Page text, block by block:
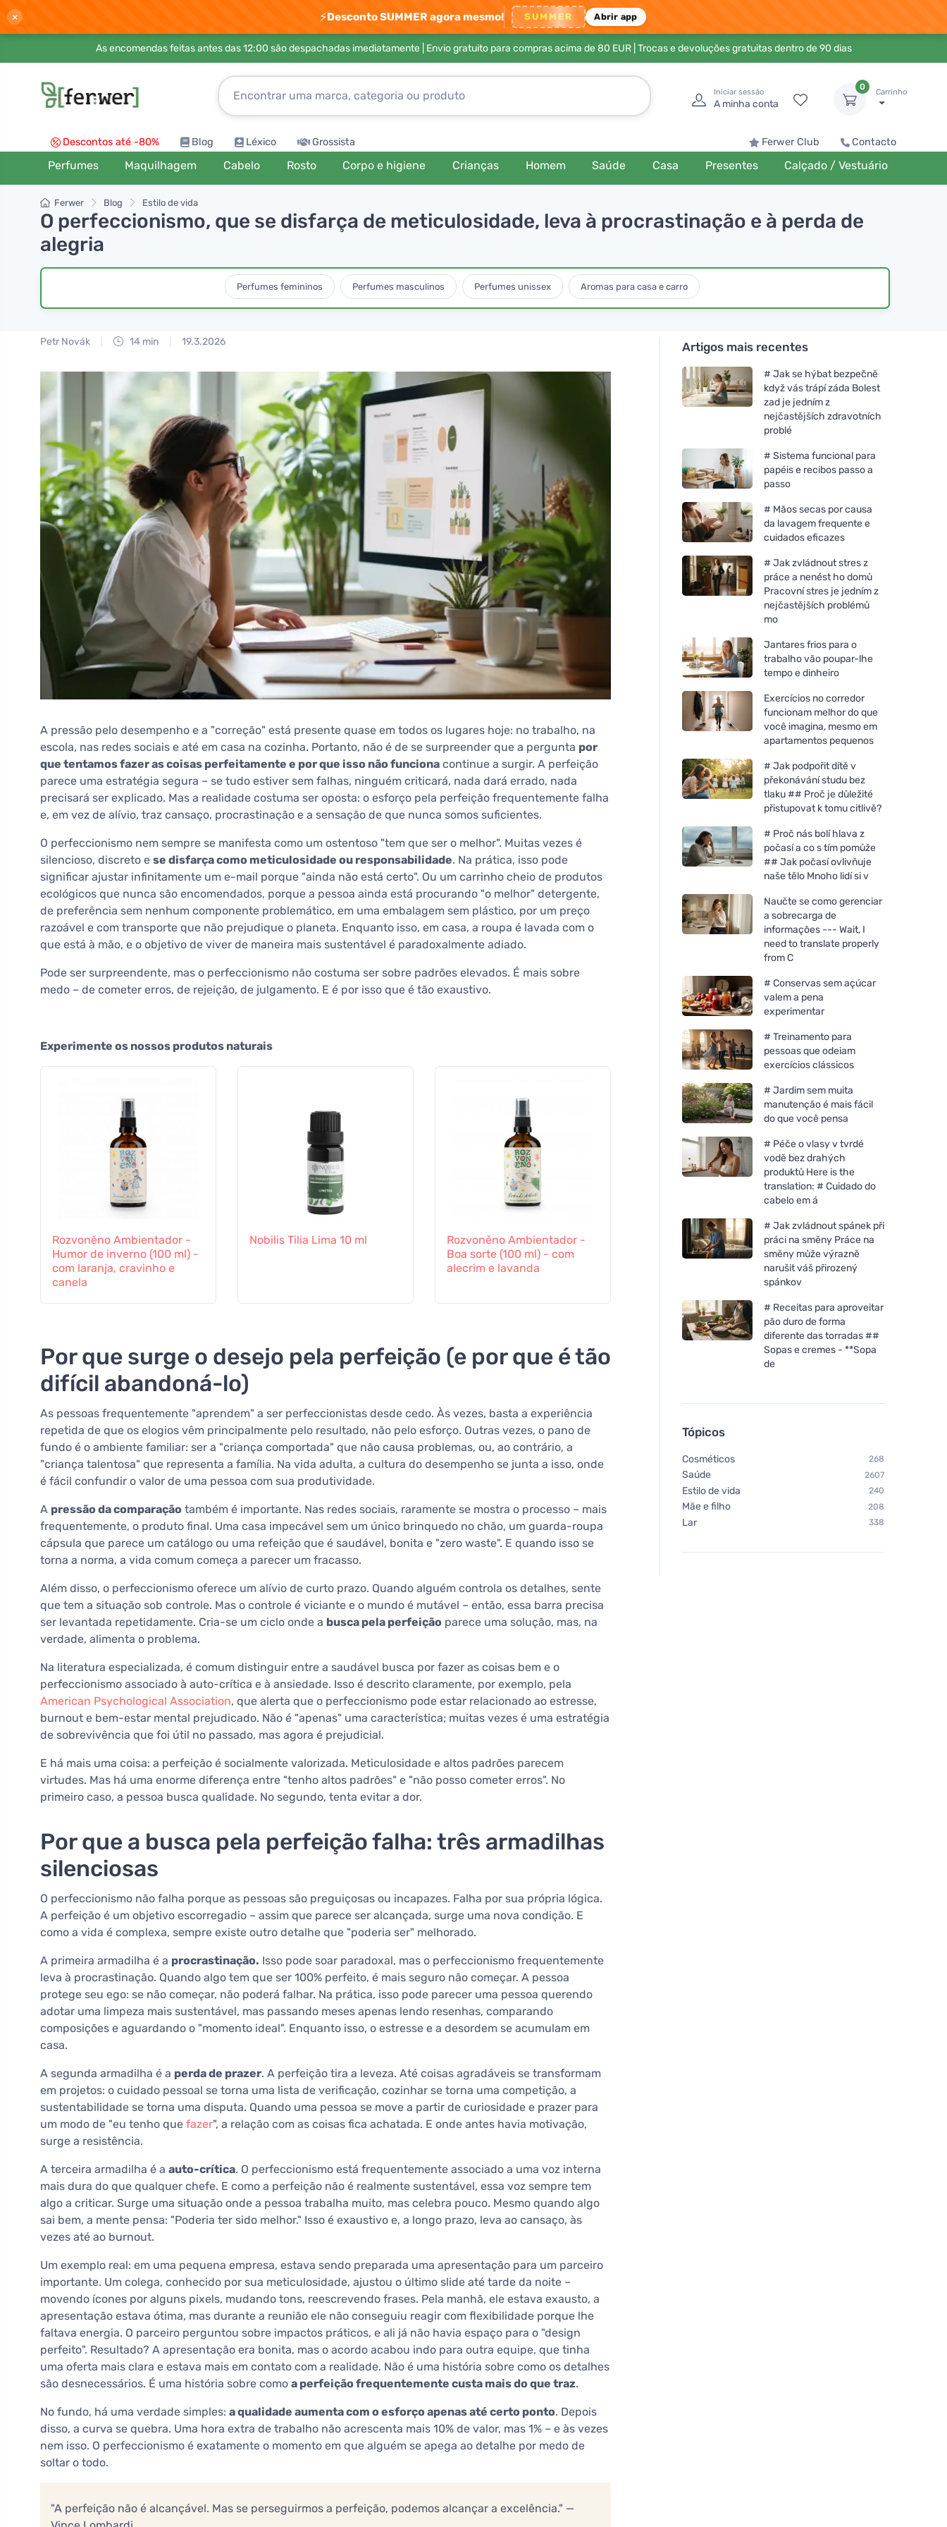
× ⚡Desconto SUMMER agora mesmo! SUMMER Abrir app
As encomendas feitas antes das 12:00 são despachadas imediatamente | Envio gratuito para compras acima de 80 EUR| Trocas e devoluções gratuitas dentro de 90 dias
Iniciar sessão
A minha conta
0
Carrinho
Descontos até -80% Blog Léxico Grossista Ferwer Club Contacto
Perfumes Maquilhagem Cabelo Rosto Corpo e higiene Crianças Homem Saúde Casa Presentes Calçado / Vestuário
Ferwer Blog Estilo de vida
O perfeccionismo, que se disfarça de meticulosidade, leva à procrastinação e à perda de
alegria
Perfumes femininos Perfumes masculinos Perfumes unissex Aromas para casa e carro
Petr Novák 14 min 19.3.2026
A pressão pelo desempenho e a "correção" está presente quase em todos os lugares hoje: no trabalho, na
escola, nas redes sociais e até em casa na cozinha. Portanto, não é de se surpreender que a pergunta por
que tentamos fazer as coisas perfeitamente e por que isso não funciona continue a surgir. A perfeição
parece uma estratégia segura – se tudo estiver sem falhas, ninguém criticará, nada dará errado, nada
precisará ser explicado. Mas a realidade costuma ser oposta: o esforço pela perfeição frequentemente falha
e, em vez de alívio, traz cansaço, procrastinação e a sensação de que nunca somos suficientes.
O perfeccionismo nem sempre se manifesta como um ostentoso "tem que ser o melhor". Muitas vezes é
silencioso, discreto e se disfarça como meticulosidade ou responsabilidade. Na prática, isso pode
significar ajustar infinitamente um e-mail porque "ainda não está certo". Ou um carrinho cheio de produtos
ecológicos que nunca são encomendados, porque a pessoa ainda está procurando "o melhor" detergente,
de preferência sem nenhum componente problemático, em uma embalagem sem plástico, por um preço
razoável e com transporte que não prejudique o planeta. Enquanto isso, em casa, a roupa é lavada com o
que está à mão, e o objetivo de viver de maneira mais sustentável é paradoxalmente adiado.
Pode ser surpreendente, mas o perfeccionismo não costuma ser sobre padrões elevados. É mais sobre
medo – de cometer erros, de rejeição, de julgamento. E é por isso que é tão exaustivo.
Experimente os nossos produtos naturais
Rozvoněno Ambientador -
Humor de inverno (100 ml) -
com laranja, cravinho e
canela
Nobilis Tilia Lima 10 ml
Rozvoněno Ambientador -
Boa sorte (100 ml) - com
alecrim e lavanda
Mulieres Vela em vidro - sem
perfume (180 ml) - até 35
Por que surge o desejo pela perfeição (e por que é tão
difícil abandoná-lo)
As pessoas frequentemente "aprendem" a ser perfeccionistas desde cedo. Às vezes, basta a experiência
repetida de que os elogios vêm principalmente pelo resultado, não pelo esforço. Outras vezes, o pano de
fundo é o ambiente familiar: ser a "criança comportada" que não causa problemas, ou, ao contrário, a
"criança talentosa" que representa a família. Na vida adulta, a cultura do desempenho se junta a isso, onde
é fácil confundir o valor de uma pessoa com sua produtividade.
A pressão da comparação também é importante. Nas redes sociais, raramente se mostra o processo – mais
frequentemente, o produto final. Uma casa impecável sem um único brinquedo no chão, um guarda-roupa
cápsula que parece um catálogo ou uma refeição que é saudável, bonita e "zero waste". E quando isso se
torna a norma, a vida comum começa a parecer um fracasso.
Além disso, o perfeccionismo oferece um alívio de curto prazo. Quando alguém controla os detalhes, sente
que tem a situação sob controle. Mas o controle é viciante e o mundo é mutável – então, essa barra precisa
ser levantada repetidamente. Cria-se um ciclo onde a busca pela perfeição parece uma solução, mas, na
verdade, alimenta o problema.
Na literatura especializada, é comum distinguir entre a saudável busca por fazer as coisas bem e o
perfeccionismo associado à auto-crítica e à ansiedade. Isso é descrito claramente, por exemplo, pela
American Psychological Association, que alerta que o perfeccionismo pode estar relacionado ao estresse,
burnout e bem-estar mental prejudicado. Não é "apenas" uma característica; muitas vezes é uma estratégia
de sobrevivência que foi útil no passado, mas agora é prejudicial.
E há mais uma coisa: a perfeição é socialmente valorizada. Meticulosidade e altos padrões parecem
virtudes. Mas há uma enorme diferença entre "tenho altos padrões" e "não posso cometer erros". No
primeiro caso, a pessoa busca qualidade. No segundo, tenta evitar a dor.
Por que a busca pela perfeição falha: três armadilhas
silenciosas
O perfeccionismo não falha porque as pessoas são preguiçosas ou incapazes. Falha por sua própria lógica.
A perfeição é um objetivo escorregadio – assim que parece ser alcançada, surge uma nova condição. E
como a vida é complexa, sempre existe outro detalhe que "poderia ser" melhorado.
A primeira armadilha é a procrastinação. Isso pode soar paradoxal, mas o perfeccionismo frequentemente
leva à procrastinação. Quando algo tem que ser 100% perfeito, é mais seguro não começar. A pessoa
protege seu ego: se não começar, não poderá falhar. Na prática, isso pode parecer uma pessoa querendo
adotar uma limpeza mais sustentável, mas passando meses apenas lendo resenhas, comparando
composições e aguardando o "momento ideal". Enquanto isso, o estresse e a desordem se acumulam em
casa.
A segunda armadilha é a perda de prazer. A perfeição tira a leveza. Até coisas agradáveis se transformam
em projetos: o cuidado pessoal se torna uma lista de verificação, cozinhar se torna uma competição, a
sustentabilidade se torna uma disputa. Quando uma pessoa se move a partir de curiosidade e prazer para
um modo de "eu tenho que fazer", a relação com as coisas fica achatada. E onde antes havia motivação,
surge a resistência.
A terceira armadilha é a auto-crítica. O perfeccionismo está frequentemente associado a uma voz interna
mais dura do que qualquer chefe. E como a perfeição não é realmente sustentável, essa voz sempre tem
algo a criticar. Surge uma situação onde a pessoa trabalha muito, mas celebra pouco. Mesmo quando algo
sai bem, a mente pensa: "Poderia ter sido melhor." Isso é exaustivo e, a longo prazo, leva ao cansaço, às
vezes até ao burnout.
Um exemplo real: em uma pequena empresa, estava sendo preparada uma apresentação para um parceiro
importante. Um colega, conhecido por sua meticulosidade, ajustou o último slide até tarde da noite –
movendo ícones por alguns pixels, mudando tons, reescrevendo frases. Pela manhã, ele estava exausto, a
apresentação estava ótima, mas durante a reunião ele não conseguiu reagir com flexibilidade porque lhe
faltava energia. O parceiro perguntou sobre impactos práticos, e ali já não havia espaço para o "design
perfeito". Resultado? A apresentação era bonita, mas o acordo acabou indo para outra equipe, que tinha
uma oferta mais clara e estava mais em contato com a realidade. Não é uma história sobre como os detalhes
são desnecessários. É uma história sobre como a perfeição frequentemente custa mais do que traz.
No fundo, há uma verdade simples: a qualidade aumenta com o esforço apenas até certo ponto. Depois
disso, a curva se quebra. Uma hora extra de trabalho não acrescenta mais 10% de valor, mas 1% – e às vezes
nem isso. O perfeccionismo é exatamente o momento em que alguém se apega ao detalhe por medo de
soltar o todo.
"A perfeição não é alcançável. Mas se perseguirmos a perfeição, podemos alcançar a excelência." —
Artigos mais recentes
# Jak se hýbat bezpečně
když vás trápí záda Bolest
zad je jedním z
nejčastějších zdravotních
problé
# Sistema funcional para
papéis e recibos passo a
passo
# Mãos secas por causa
da lavagem frequente e
cuidados eficazes
# Jak zvládnout stres z
práce a nenést ho domů
Pracovní stres je jedním z
nejčastějších problémů
mo
Jantares frios para o
trabalho vão poupar-lhe
tempo e dinheiro
Exercícios no corredor
funcionam melhor do que
você imagina, mesmo em
apartamentos pequenos
# Jak podpořit dítě v
překonávání studu bez
tlaku ## Proč je důležité
přistupovat k tomu citlivě?
# Proč nás bolí hlava z
počasí a co s tím pomůže
## Jak počasí ovlivňuje
naše tělo Mnoho lidí si v
Naučte se como gerenciar
a sobrecarga de
informações --- Wait, I
need to translate properly
from C
# Conservas sem açúcar
valem a pena
experimentar
# Treinamento para
pessoas que odeiam
exercícios clássicos
# Jardim sem muita
manutenção é mais fácil
do que você pensa
# Péče o vlasy v tvrdé
vodě bez drahých
produktů Here is the
translation: # Cuidado do
cabelo em á
# Jak zvládnout spánek při
práci na směny Práce na
směny může výrazně
narušit váš přirozený
spánkov
# Receitas para aproveitar
pão duro de forma
diferente das torradas ##
Sopas e cremes - **Sopa
de
Tópicos
Cosméticos 268
Saúde 2607
Estilo de vida 240
Mãe e filho 208
Lar 338